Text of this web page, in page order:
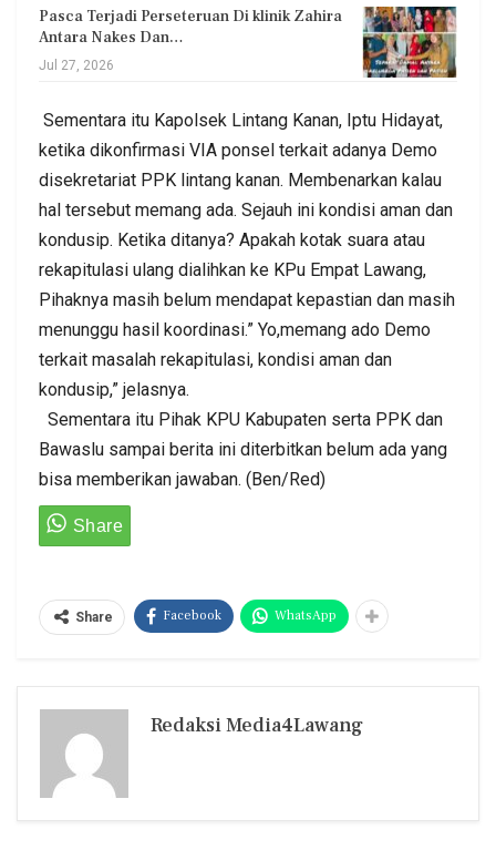
Pasca Terjadi Perseteruan Di klinik Zahira
Antara Nakes Dan…
Jul 27, 2026
Sementara itu Kapolsek Lintang Kanan, Iptu Hidayat,
ketika dikonfirmasi VIA ponsel terkait adanya Demo
disekretariat PPK lintang kanan. Membenarkan kalau
hal tersebut memang ada. Sejauh ini kondisi aman dan
kondusip. Ketika ditanya? Apakah kotak suara atau
rekapitulasi ulang dialihkan ke KPu Empat Lawang,
Pihaknya masih belum mendapat kepastian dan masih
menunggu hasil koordinasi.” Yo,memang ado Demo
terkait masalah rekapitulasi, kondisi aman dan
kondusip,” jelasnya.
Sementara itu Pihak KPU Kabupaten serta PPK dan
Bawaslu sampai berita ini diterbitkan belum ada yang
bisa memberikan jawaban. (Ben/Red)
Share Facebook WhatsApp
Redaksi Media4Lawang